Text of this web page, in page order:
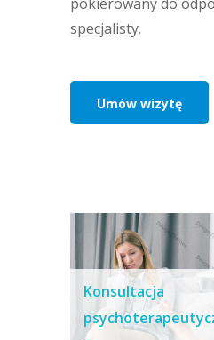
specjalisty.
Umów wizytę
Konsultacja